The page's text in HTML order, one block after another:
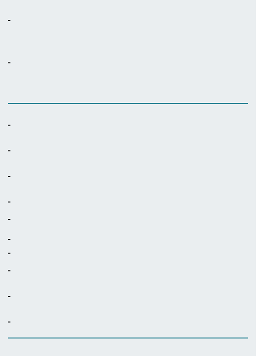
-
-
-
-
-
-
-
-
-
-
-
-